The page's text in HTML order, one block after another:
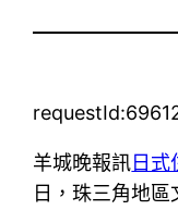
羊城晚報訊日式
日，珠三角地